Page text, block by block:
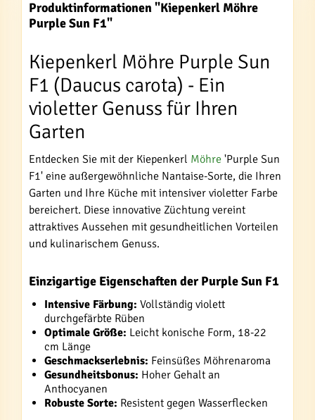
Produktinformationen "Kiepenkerl Möhre
Purple Sun F1"
Kiepenkerl Möhre Purple Sun
F1 (Daucus carota) - Ein
violetter Genuss für Ihren
Garten
Entdecken Sie mit der Kiepenkerl Möhre 'Purple Sun
F1' eine außergewöhnliche Nantaise-Sorte, die Ihren
Garten und Ihre Küche mit intensiver violetter Farbe
bereichert. Diese innovative Züchtung vereint
attraktives Aussehen mit gesundheitlichen Vorteilen
und kulinarischem Genuss.
Einzigartige Eigenschaften der Purple Sun F1
Intensive Färbung: Vollständig violett
durchgefärbte Rüben
Optimale Größe: Leicht konische Form, 18-22
cm Länge
Geschmackserlebnis: Feinsüßes Möhrenaroma
Gesundheitsbonus: Hoher Gehalt an
Anthocyanen
Robuste Sorte: Resistent gegen Wasserflecken